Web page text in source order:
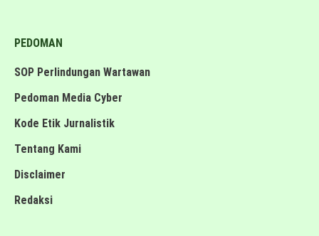
PEDOMAN
SOP Perlindungan Wartawan
Pedoman Media Cyber
Kode Etik Jurnalistik
Tentang Kami
Disclaimer
Redaksi